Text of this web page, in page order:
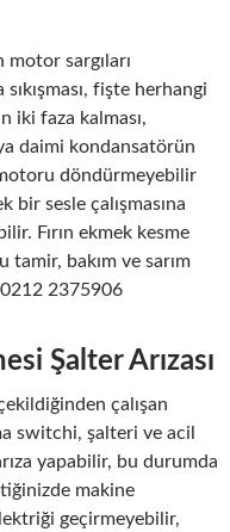
motor sargıları
fişte herhangi
iki faza kalması,
daimi kondansatörün
döndürmeyebilir
bir sesle çalışmasına
Fırın ekmek kesme
bakım ve sarım
2375906
Şalter Arızası
çalışan
switchi, şalteri ve acil
yapabilir, bu durumda
makine
geçirmeyebilir,